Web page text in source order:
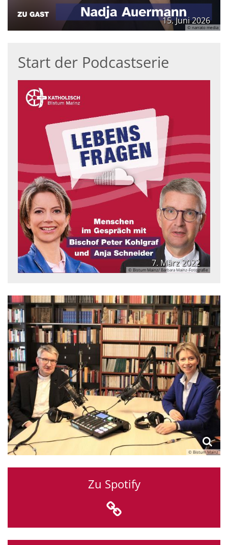
© narrato media
15. Juni 2026
© narrato media
Start der Podcastserie
7. März 2022
© Bistum Mainz/ Barbara Mainz-Fotografie
© Bistum Mainz
Zu Spotify